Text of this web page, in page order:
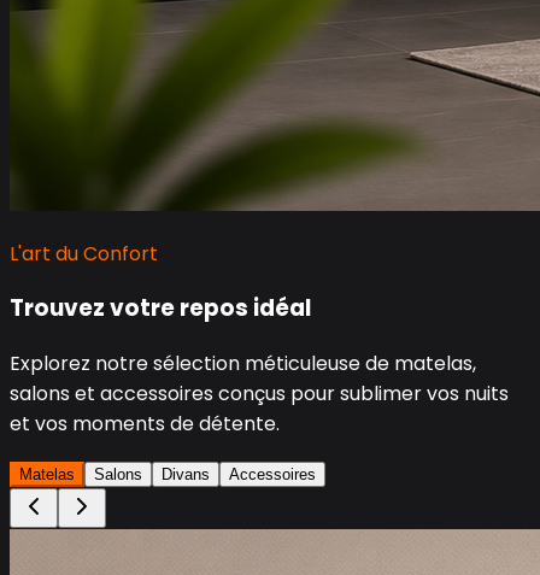
L'art du Confort
Trouvez votre repos idéal
Explorez notre sélection méticuleuse de matelas,
salons et accessoires conçus pour sublimer vos nuits
et vos moments de détente.
Matelas Salons Divans Accessoires